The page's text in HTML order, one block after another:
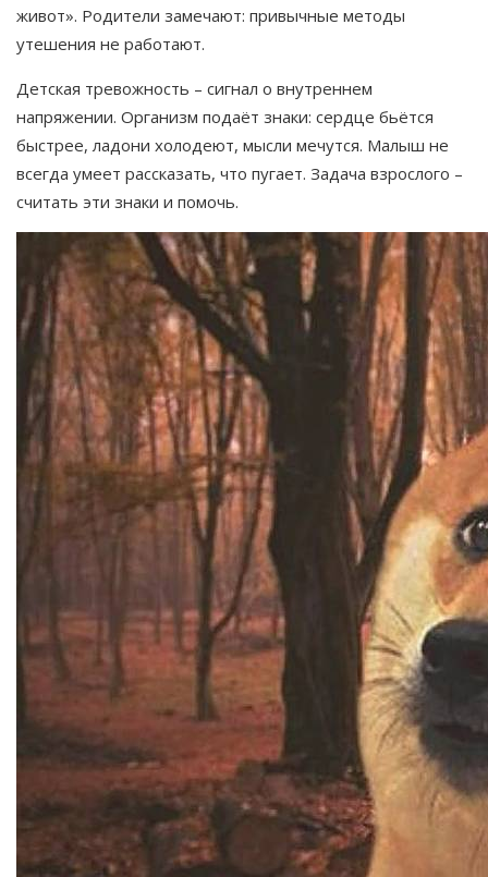
живот». Родители замечают: привычные методы
утешения не работают.
Детская тревожность – сигнал о внутреннем
напряжении. Организм подаёт знаки: сердце бьётся
быстрее, ладони холодеют, мысли мечутся. Малыш не
всегда умеет рассказать, что пугает. Задача взрослого –
считать эти знаки и помочь.